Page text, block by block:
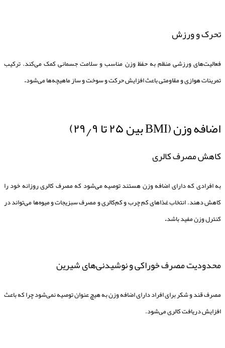
تحرک و ورزش
فعالیت‌های ورزشی منظم به حفظ وزن مناسب و سلامت جسمانی کمک می‌کند. ترکیب
تمرینات هوازی و مقاومتی باعث افزایش حرکت و سوخت و ساز ماهیچه‌ها می‌شود.
اضافه وزن (BMI بین ۲۵ تا ۲۹٫۹)
کاهش مصرف کالری
به افرادی که دارای اضافه وزن هستند توصیه می‌شود که مصرف کالری روزانه خود را
کاهش دهند. انتخاب غذاهای کم چرب و کم‌کالری و مصرف سبزیجات و میوه‌ها می‌تواند در
کنترل وزن مفید باشد.
محدودیت مصرف خوراکی و نوشیدنی‌های شیرین
مصرف قند و شکر برای افراد دارای اضافه وزن به هیچ عنوان توصیه نمی‌شود چرا که باعث
افزایش دریافت کالری می‌شود.